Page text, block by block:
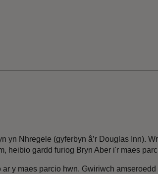
Nhregele (gyferbyn â’r Douglas Inn).
heibio gardd furiog Bryn Aber i'r maes
y maes parcio hwn. Gwiriwch